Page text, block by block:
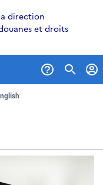
direction
et droits